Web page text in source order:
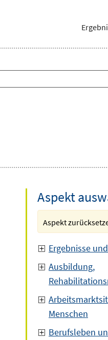
Aspekt
Aspekt
Ergebnisse
Ausbildung,
Menschen
Berufsleben